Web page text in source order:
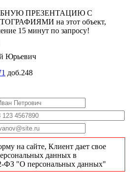
ПРЕЗЕНТАЦИЮ С
на этот объект,
15 минут по запросу!
Юрьевич
доб.248
на сайте, Клиент дает свое
данных в
ФЗ "О персональных данных"